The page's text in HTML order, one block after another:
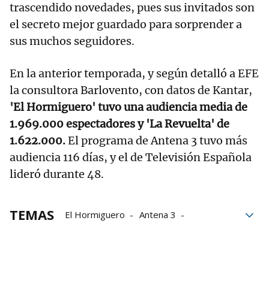
trascendido novedades, pues sus invitados son
el secreto mejor guardado para sorprender a
sus muchos seguidores.
En la anterior temporada, y según detalló a EFE
la consultora Barlovento, con datos de Kantar,
'El Hormiguero' tuvo una audiencia media de
1.969.000 espectadores y 'La Revuelta' de
1.622.000.El programa de Antena 3 tuvo más
audiencia 116 días, y el de Televisión Española
lideró durante 48.
TEMAS El Hormiguero
Antena 3